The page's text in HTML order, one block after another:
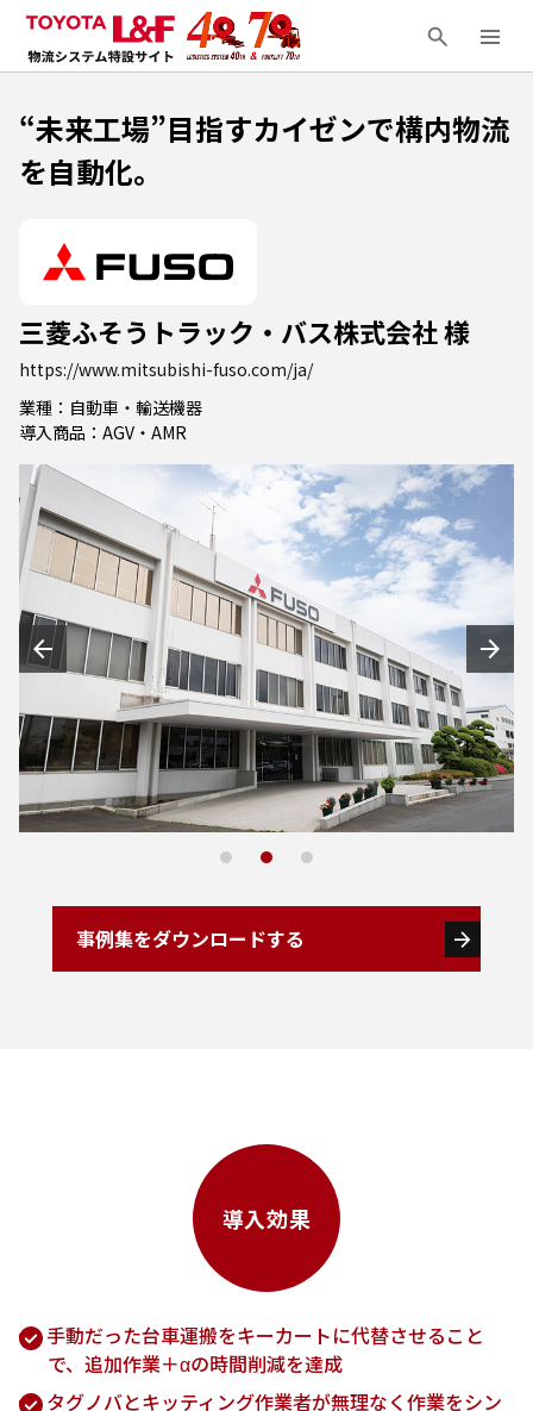
“未来工場”目指すカイゼンで構内物流
を自動化。
三菱ふそうトラック・バス株式会社 様
https://www.mitsubishi-fuso.com/ja/
業種：自動車・輸送機器
導入商品：AGV・AMR
arrow_back arrow_forward
事例集をダウンロードする arrow_forward
導入効果
手動だった台車運搬をキーカートに代替させること
で、追加作業＋αの時間削減を達成
タグノバとキッティング作業者が無理なく作業をシン